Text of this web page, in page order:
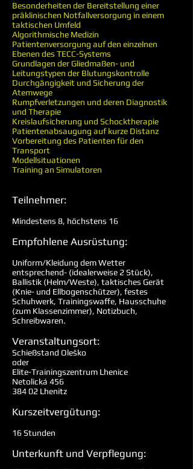
Besonderheiten der Bereitstellung einer
präklinischen Notfallversorgung in einem
taktischen Umfeld
Algorithmische Medizin
Patientenversorgung auf den einzelnen
Ebenen des TECC-Systems
Grundlagen der Gliedmaßen- und
Leitungstypen der Blutungskontrolle
Durchgängigkeit und Sicherung der
Atemwege
Rumpfverletzungen und deren Diagnostik
und Therapie
Kreislaufsicherung und Schocktherapie
Patientenabsaugung auf kurze Distanz
Vorbereitung des Patienten für den
Transport
Modellsituationen
Training an Simulatoren
Teilnehmer:
Mindestens 8, höchstens 16
Empfohlene Ausrüstung:
Uniform/Kleidung dem Wetter
entsprechend- (idealerweise 2 Stück),
Ballistik (Helm/Weste), taktisches Gerät
(Knie- und Ellbogenschützer), festes
Schuhwerk, Trainingswaffe, Hausschuhe
(zum Klassenzimmer), Notizbuch,
Schreibwaren.
Veranstaltungsort:
Schießstand Oleško
oder
Elite-Trainingszentrum Lhenice
Netolická 456
384 02 Lhenitz
Kurszeitvergütung:
16 Stunden
Unterkunft und Verpflegung: